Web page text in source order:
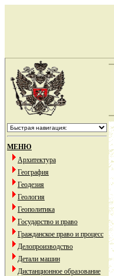
МЕНЮ
Архитектура
География
Геодезия
Геология
Геополитика
Государство и право
Гражданское право и процесс
Делопроизводство
Детали машин
Дистанционное образование